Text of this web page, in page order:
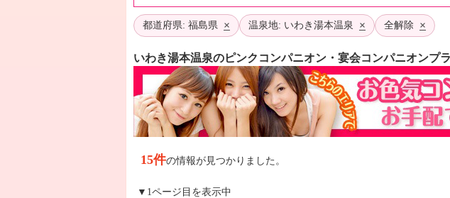
都道府県: 福島県 × 温泉地: いわき湯本温泉 × 全解除 ×
いわき湯本温泉のピンクコンパニオン・宴会コンパニオンプ
15件の情報が見つかりました。
▼1ページ目を表示中